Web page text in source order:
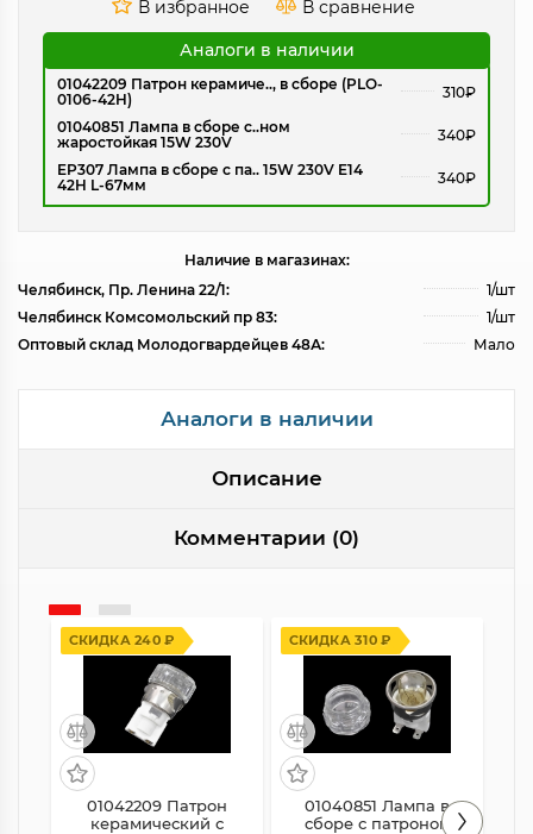
Аналоги в наличии
01042209 Патрон керамиче.., в сборе (PLO-
0106-42H)
310₽
01040851 Лампа в сборе с..ном
жаростойкая 15W 230V
340₽
EP307 Лампа в сборе с па.. 15W 230V E14
42H L-67мм
340₽
Наличие в магазинах:
Челябинск, Пр. Ленина 22/1:
1/шт
Челябинск Комсомольский пр 83:
1/шт
Оптовый склад Молодогвардейцев 48А:
Мало
Аналоги в наличии
Описание
Комментарии (0)
СКИДКА 240 ₽
01042209 Патрон
керамический с
СКИДКА 310 ₽
01040851 Лампа в
сборе с патроном